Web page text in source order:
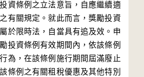
資條例之立法意旨，自應繼續適
有關規定。就此而言，獎勵投資
於限時法，自當具有追及效。申
投資條例有效期間內，依該條例
為，在該條例施行期間屆滿廢止
條例之有關租稅優惠及其他特別